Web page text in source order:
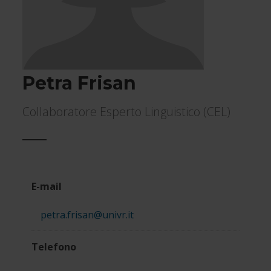
Petra Frisan
Collaboratore Esperto Linguistico (CEL)
Informazioni
contatto
E-mail
petra.frisan@univr.it
Telefono